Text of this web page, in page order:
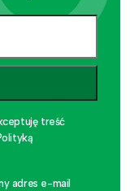
treść
adres e-mail